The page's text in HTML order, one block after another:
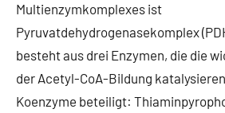
Multienzymkomplexes ist
Pyruvatdehydrogenasekomplex
besteht aus drei Enzymen, die die
der Acetyl-CoA-Bildung
Koenzyme beteiligt: